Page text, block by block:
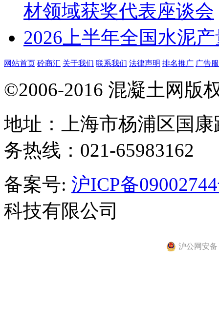
材领域获奖代表座谈会
2026上半年全国水泥
网站首页 砼商汇 关于我们 联系我们 法律声明 排名推广 广告
©2006-2016 混凝土网版
地址：上海市杨浦区国
务热线：021-65983162
备案号: 沪ICP备
科技有限公司
沪公网安备